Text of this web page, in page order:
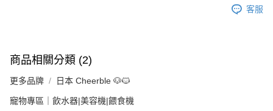
客服
商品相關分類 (2)
更多品牌 日本 Cheerble 🐶🐱
寵物專區｜飲水器|美容機|餵食機